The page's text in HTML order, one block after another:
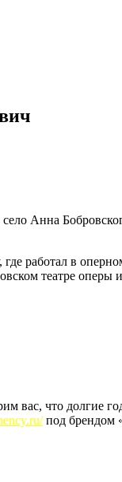
Анна
где работал в
театре оперы
вас, что
под брендом